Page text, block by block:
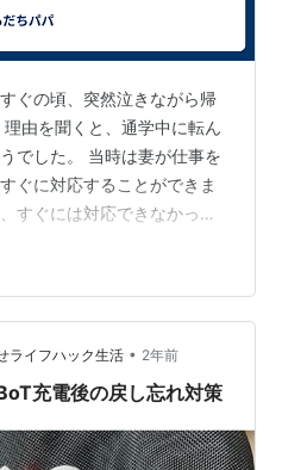
ぐの頃、突然泣きながら帰
由を聞くと、通学中に転ん
でした。 当時は妻が仕事を
ぐに対応することができま
すぐには対応できなかった
確認できる「GPS BoT」の
た。 ★現在は兄弟それぞれ
用しています。 リンク GPS
て感じたメリット 正直に感
たせる問題 まとめ リンク
ライフハック生活 • 2年前
充電後の戻し忘れ対策